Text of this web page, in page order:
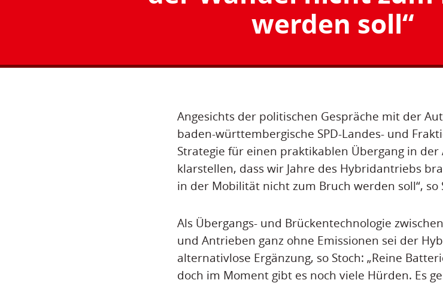
werden soll“
Angesichts der politischen Gespräche mit der
baden-württembergische SPD-Landes- und
Strategie für einen praktikablen Übergang in
klarstellen, dass wir Jahre des Hybridantriebs
in der Mobilität nicht zum Bruch werden soll“, so
Als Übergangs- und Brückentechnologie
und Antrieben ganz ohne Emissionen sei der
alternativlose Ergänzung, so Stoch: „Reine
doch im Moment gibt es noch viele Hürden. Es